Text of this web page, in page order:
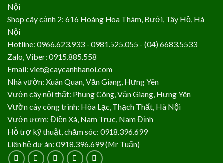
Nội
Shop cây cảnh 2: 616 Hoàng Hoa Thám, Bưởi, Tây Hồ, Hà
Nội
Hotline: 0966.623.933 - 0981.525.055 - (04) 6683.5533
Zalo, Viber: 0915.885.558
Email: viet@caycanhhanoi.com
Nhà vườn: Xuân Quan, Văn Giang, Hưng Yên
Vườn cây nội thất: Phụng Công, Văn Giang, Hưng Yên
Vườn cây công trình: Hòa Lạc, Thạch Thất, Hà Nội
Vườn ươm: Điền Xá, Nam Trực, Nam Định
Hỗ trợ kỹ thuật, chăm sóc: 0918.396.699
Liên hệ dự án: 0918.396.699 (Mr Tuấn)